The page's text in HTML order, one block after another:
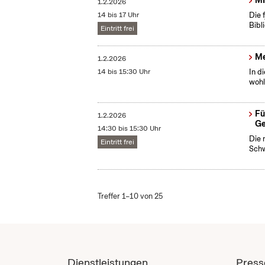
14 bis 17 Uhr
Eintritt frei
Die
1.2.2026
14 bis 15:30 Uhr
In
1.2.2026
14:30 bis 15:30 Uhr
Eintritt frei
Die
Treffer 1–10 von 25